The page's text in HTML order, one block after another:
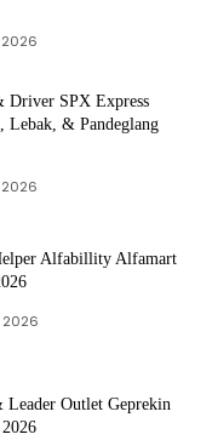
2026
Driver SPX Express
Lebak, & Pandeglang
2026
Alfabillity Alfamart
2026
Outlet Geprekin